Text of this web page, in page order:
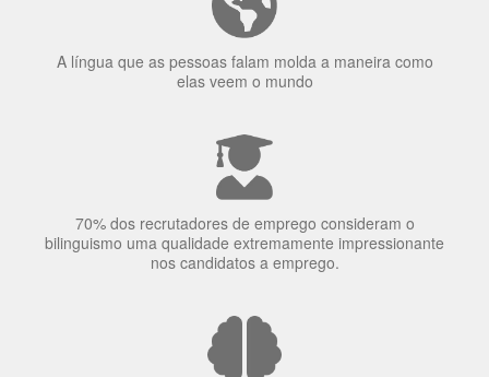
elas veem o mundo
70% dos recrutadores de emprego consideram o
nos candidatos a emprego.